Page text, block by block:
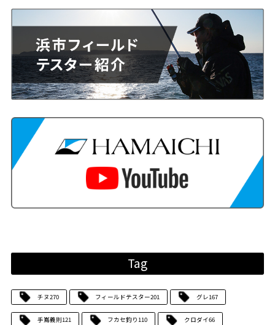
Tag
チヌ270 フィールドテスター201 グレ167
手嶌義則121 フカセ釣り110 クロダイ66